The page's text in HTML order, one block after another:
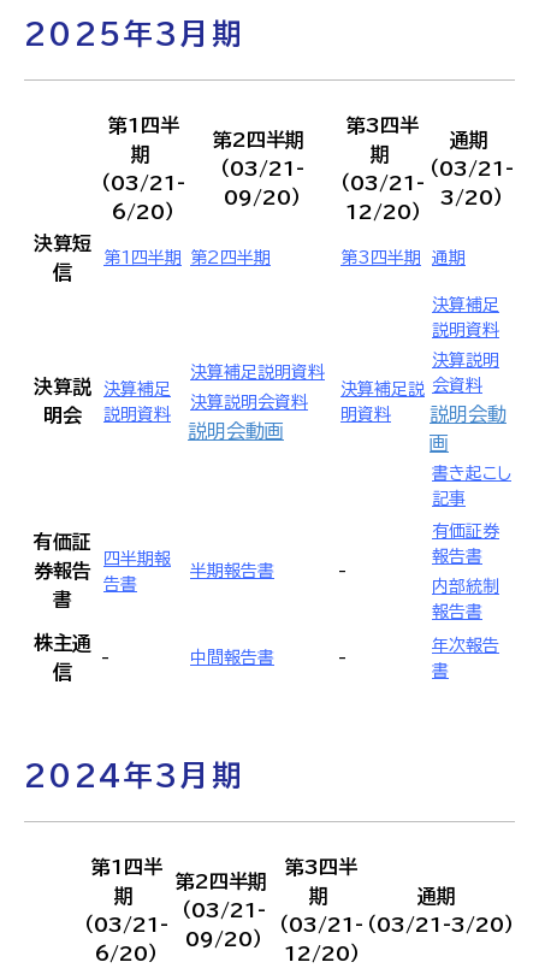
2025年3月期
第1四半
期
（03/21-
6/20）
第2四半期
（03/21-
09/20）
第3四半
期
（03/21-
12/20）
通期
（03/21-
3/20）
決算短
信
第1四半期 第2四半期 第3四半期 通期
決算説
明会
決算補足
説明資料
決算補足説明資料
決算説明会資料
説明会動画
決算補足説
明資料
決算補足
説明資料
決算説明
会資料
説明会動
画
書き起こし
記事
有価証
券報告
書
四半期報
告書
半期報告書 -
有価証券
報告書
内部統制
報告書
株主通
信
- 中間報告書 -
年次報告
書
2024年3月期
第1四半
期
（03/21-
6/20）
第2四半期
（03/21-
09/20）
第3四半
期
（03/21-
12/20）
通期
（03/21-3/20）